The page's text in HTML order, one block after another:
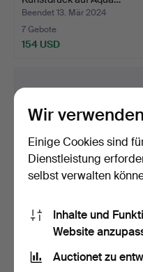
Beendet 13. Mär 2024
7 Gebote
154 USD
SVEN HÖRNELL.
Herbststimmung über
Kebnekai…
1 Gebot
Wir
Einige Cookies sind
Dienstleistung
selbst verwalten
Inhalte und
Website
Auctionet zu